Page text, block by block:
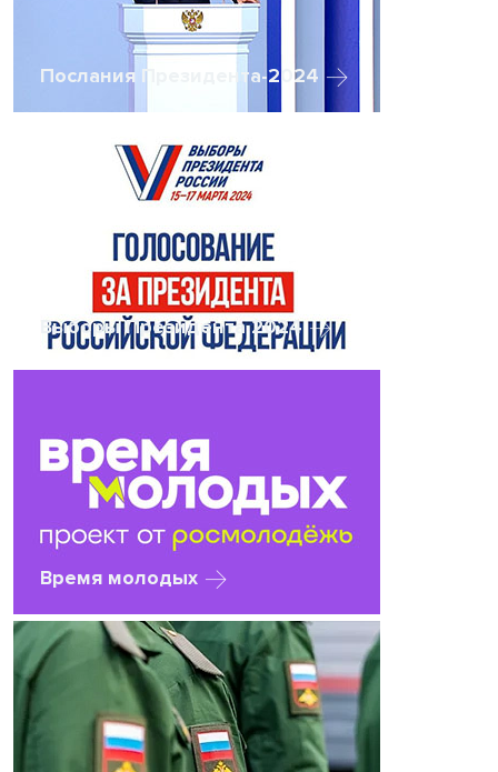
Послания Президента-2024
Выборы Президента 2024
Время молодых